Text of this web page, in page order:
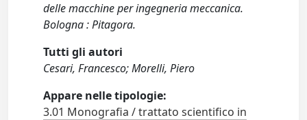
delle macchine per ingegneria meccanica.
Bologna : Pitagora.
Tutti gli autori
Cesari, Francesco; Morelli, Piero
Appare nelle tipologie:
3.01 Monografia / trattato scientifico in